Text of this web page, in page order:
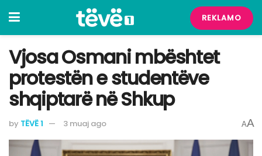
REKLAMO
Vjosa Osmani mbështet
protestën e studentëve
shqiptarë në Shkup
by TËVË 1 3 muaj ago AA